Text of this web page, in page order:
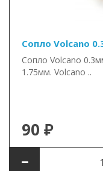
Сопло Volcano
Сопло Volcano
1.75мм. Volcano ..
90 ₽